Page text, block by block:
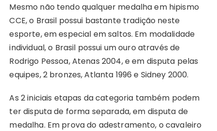
Mesmo não tendo qualquer medalha em hipismo
CCE, o Brasil possui bastante tradição neste
esporte, em especial em saltos. Em modalidade
individual, o Brasil possui um ouro através de
Rodrigo Pessoa, Atenas 2004, e em disputa pelas
equipes, 2 bronzes, Atlanta 1996 e Sidney 2000.
As 2 iniciais etapas da categoria também podem
ter disputa de forma separada, em disputa de
medalha. Em prova do adestramento, o cavaleiro